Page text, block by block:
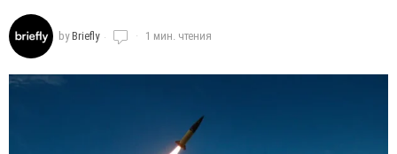
byBriefly 1 мин. чтения